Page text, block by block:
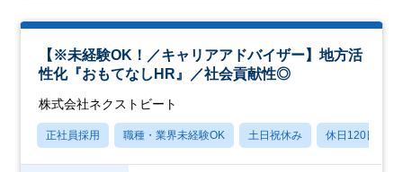
【※未経験OK！／キャリアアドバイザー】地方活
性化『おもてなしHR』／社会貢献性◎
株式会社ネクストビート
正社員採用 職種・業界未経験OK 土日祝休み 休日120日以上